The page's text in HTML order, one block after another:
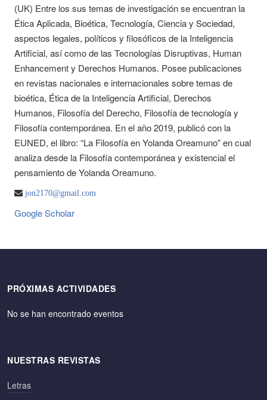
(UK) Entre los sus temas de investigación se encuentran la
Ética Aplicada, Bioética, Tecnología, Ciencia y Sociedad,
aspectos legales, políticos y filosóficos de la Inteligencia
Artificial, así como de las Tecnologías Disruptivas, Human
Enhancement y Derechos Humanos. Posee publicaciones
en revistas nacionales e internacionales sobre temas de
bioética, Ética de la Inteligencia Artificial, Derechos
Humanos, Filosofía del Derecho, Filosofía de tecnología y
Filosofía contemporánea. En el año 2019, publicó con la
EUNED, el libro: “La Filosofía en Yolanda Oreamuno” en cual
analiza desde la Filosofía contemporánea y existencial el
pensamiento de Yolanda Oreamuno.
jon2170@gmail.com
Google Scholar
PRÓXIMAS ACTIVIDADES
No se han encontrado eventos
NUESTRAS REVISTAS
Letras